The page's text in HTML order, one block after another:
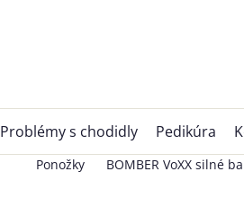
Problémy s chodidly Pedikúra
Ponožky BOMBER VoXX silné